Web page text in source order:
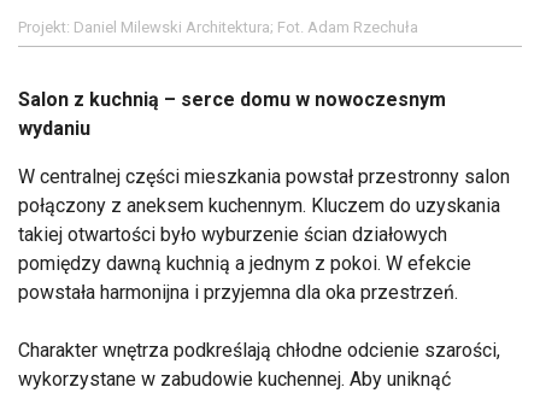
Projekt: Daniel Milewski Architektura; Fot. Adam Rzechuła
Salon z kuchnią – serce domu w nowoczesnym
wydaniu
W centralnej części mieszkania powstał przestronny salon
połączony z aneksem kuchennym. Kluczem do uzyskania
takiej otwartości było wyburzenie ścian działowych
pomiędzy dawną kuchnią a jednym z pokoi. W efekcie
powstała harmonijna i przyjemna dla oka przestrzeń.
Charakter wnętrza podkreślają chłodne odcienie szarości,
wykorzystane w zabudowie kuchennej. Aby uniknąć